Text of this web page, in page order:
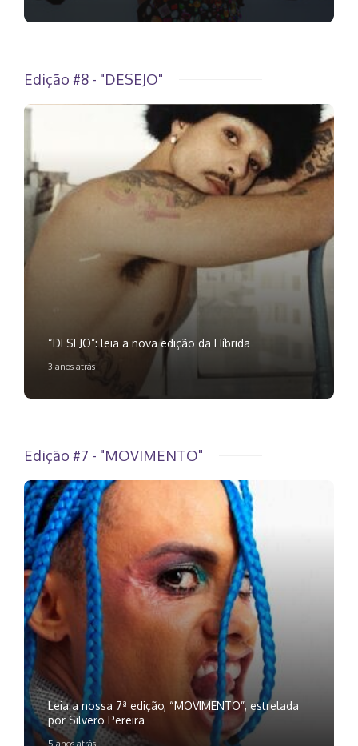
Edição #8 - "DESEJO"
“DESEJO”: leia a nova edição da Híbrida
3 anos atrás
Edição #7 - "MOVIMENTO"
Leia a nossa 7ª edição, “MOVIMENTO”, estrelada
por Silvero Pereira
5 anos atrás